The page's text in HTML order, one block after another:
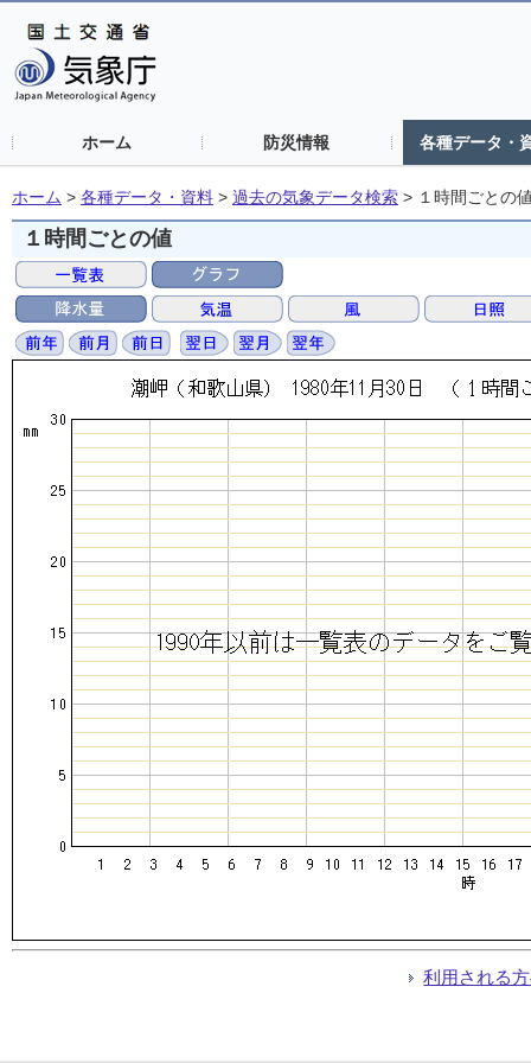
ホーム 防災情報 各種データ・
ホーム > 各種データ・資料 > 過去の気象データ検索 > １時間ごとの
１時間ごとの値
利用される